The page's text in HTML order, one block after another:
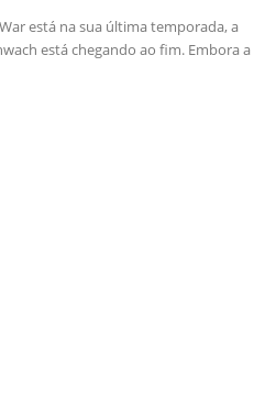
está na sua última temporada, a
está chegando ao fim. Embora a